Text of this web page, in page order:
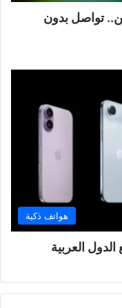
تواصل بدون
هواتف ذكية